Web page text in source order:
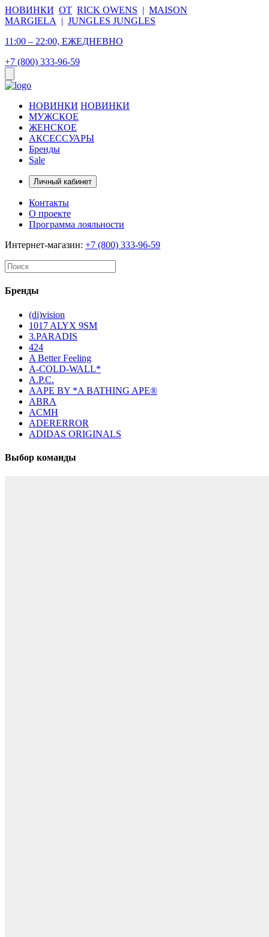
НОВИНКИ ОТ RICK OWENS | MAISON
MARGIELA
| JUNGLES JUNGLES
11:00 – 22:00, ЕЖЕДНЕВНО
+7 (800) 333-96-59
НОВИНКИ НОВИНКИ
МУЖСКОЕ
ЖЕНСКОЕ
АКСЕССУАРЫ
Бренды
Sale
Личный кабинет
Контакты
О проекте
Программа лояльности
Интернет-магазин: +7 (800) 333-96-59
Бренды
(di)vision
1017 ALYX 9SM
3.PARADIS
424
A Better Feeling
A-COLD-WALL*
A.P.C.
AAPE BY *A BATHING APE®
ABRA
ACMH
ADERERROR
ADIDAS ORIGINALS
Выбор команды